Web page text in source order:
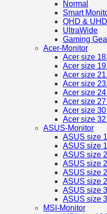
Normal
Smart
QHD &
UltraWide
Gaming
Acer-Monitor
Acer size
Acer size
Acer size
Acer size
Acer size
Acer size
Acer size
Acer size
ASUS-Monitor
ASUS size
ASUS size
ASUS size
ASUS size
ASUS size
ASUS size
ASUS size
ASUS size
MSI-Monitor